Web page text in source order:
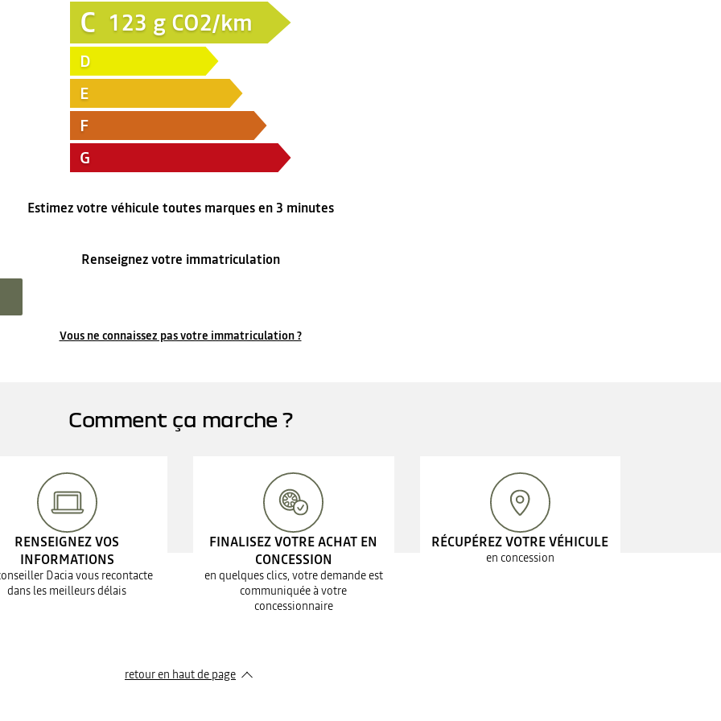
C 123 g CO2/km
D
E
F
G
Estimez votre véhicule toutes marques en 3 minutes
Renseignez votre immatriculation
Vous ne connaissez pas votre immatriculation ?
Comment ça marche ?
RENSEIGNEZ VOS
INFORMATIONS
Dacia vous recontacte
dans les meilleurs délais
FINALISEZ VOTRE ACHAT EN
CONCESSION
en quelques clics, votre demande est
communiquée à votre
concessionnaire
RÉCUPÉREZ VOTRE VÉHICULE
en concession
retour en haut de page​